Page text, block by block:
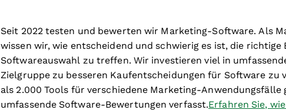
Seit 2022 testen und bewerten wir Marketing-Software. Als
wissen wir, wie entscheidend und schwierig es ist, die richtige
Softwareauswahl zu treffen. Wir investieren viel in
Zielgruppe zu besseren Kaufentscheidungen für Software zu
als 2.000 Tools für verschiedene Marketing-Anwendungsfälle
umfassende Software-Bewertungen verfasst.Erfahren Sie,